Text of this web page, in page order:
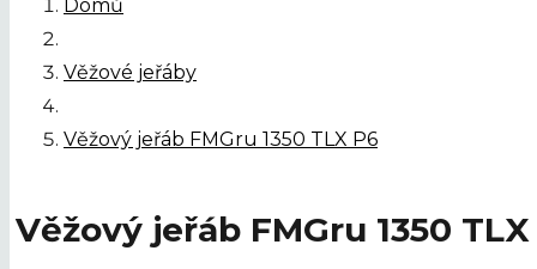
Domů
Věžové jeřáby
Věžový jeřáb FMGru 1350 TLX P6
Věžový jeřáb FMGru 1350